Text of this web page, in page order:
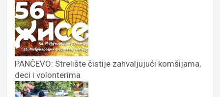
PANČEVO: Strelište čistije zahvaljujući komšijama,
deci i volonterima